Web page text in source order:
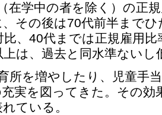
在学中の者を除く）の正
その後は70代前半まで
比、40代までは正規雇用
は、過去と同水準ないし
所を増やしたり、児童手
実を図ってきた。その効
ている。